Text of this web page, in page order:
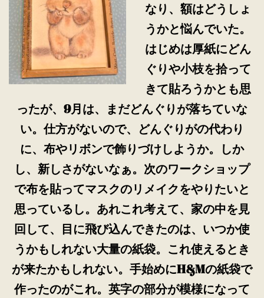
なり、額はどうしょ
うかと悩んでいた。
はじめは厚紙にどん
ぐりや小枝を拾って
きて貼ろうかとも思
ったが、9月は、まだどんぐりが落ちていな
い。仕方がないので、どんぐりがの代わり
に、布やリボンで飾りづけしようか。しか
し、新しさがないなぁ。次のワークショップ
で布を貼ってマスクのリメイクをやりたいと
思っているし。あれこれ考えて、家の中を見
回して、目に飛び込んできたのは、いつか使
うかもしれない大量の紙袋。これ使えるとき
が来たかもしれない。手始めにH&Mの紙袋で
作ったのがこれ。英字の部分が模様になって